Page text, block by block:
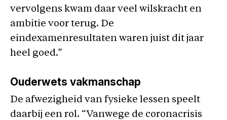
vervolgens kwam daar veel wilskracht en
ambitie voor terug. De
eindexamenresultaten waren juist dit jaar
heel goed.”
Ouderwets vakmanschap
De afwezigheid van fysieke lessen speelt
daarbij een rol. “Vanwege de coronacrisis